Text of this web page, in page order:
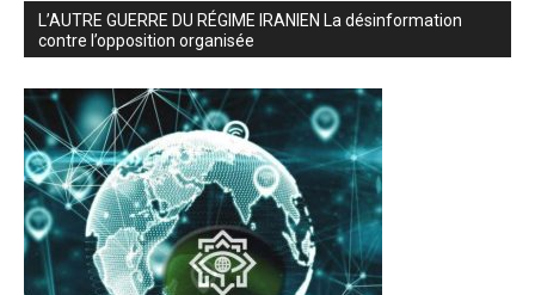
L’AUTRE GUERRE DU RÉGIME IRANIEN La désinformation
contre l’opposition organisée